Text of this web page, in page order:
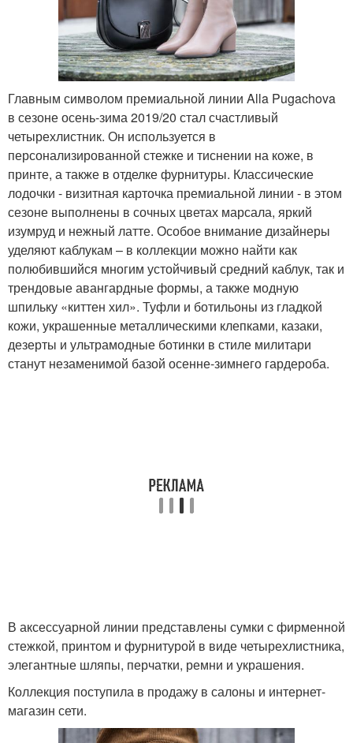
Главным символом премиальной линии Alla Pugachova
в сезоне осень-зима 2019/20 стал счастливый
четырехлистник. Он используется в
персонализированной стежке и тиснении на коже, в
принте, а также в отделке фурнитуры. Классические
лодочки - визитная карточка премиальной линии - в этом
сезоне выполнены в сочных цветах марсала, яркий
изумруд и нежный латте. Особое внимание дизайнеры
уделяют каблукам – в коллекции можно найти как
полюбившийся многим устойчивый средний каблук, так и
трендовые авангардные формы, а также модную
шпильку «киттен хил». Туфли и ботильоны из гладкой
кожи, украшенные металлическими клепками, казаки,
дезерты и ультрамодные ботинки в стиле милитари
станут незаменимой базой осенне-зимнего гардероба.
В аксессуарной линии представлены сумки с фирменной
стежкой, принтом и фурнитурой в виде четырехлистника,
элегантные шляпы, перчатки, ремни и украшения.
Коллекция поступила в продажу в салоны и интернет-
магазин сети.